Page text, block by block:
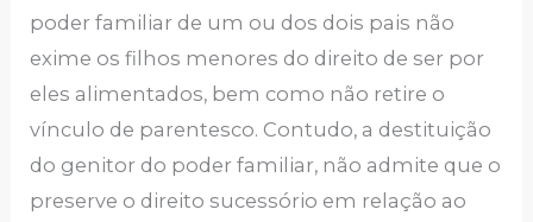
poder familiar de um ou dos dois pais não
exime os filhos menores do direito de ser por
eles alimentados, bem como não retire o
vínculo de parentesco. Contudo, a destituição
do genitor do poder familiar, não admite que o
preserve o direito sucessório em relação ao